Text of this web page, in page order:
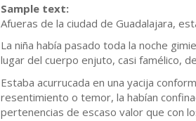
Sample text:
Afueras de la ciudad de Guadalajara,
La niña había pasado toda la noche
lugar del cuerpo enjuto, casi famélico,
Estaba acurrucada en una yacija
resentimiento o temor, la habían
pertenencias de escaso valor que con